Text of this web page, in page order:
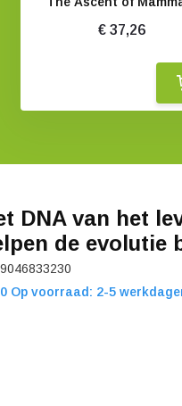
€ 37,26
DNA van het
de evolutie
0 Op voorraad: 2-5